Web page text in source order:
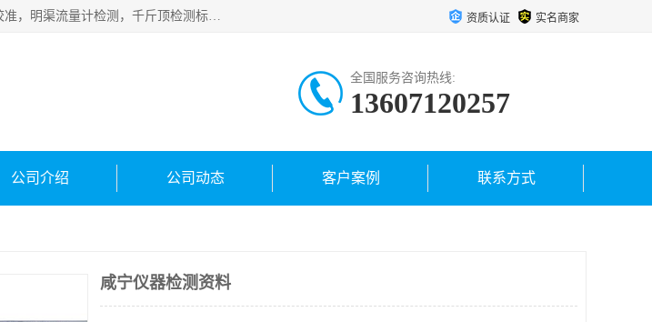
仪器仪表计量：压力表检测校准，燃气报警检测，可燃气体探测器检测，电磁流量计检测校准，明渠流量计检测，千斤顶检测标定，仪器校准，量具校准，仪表检测，仪器检测，计量设备校准；洁净室检测：洁净度检测，洁净厂房检测，无尘洁净室检测，悬浮粒子检测，*过滤器检测；安全阀校验：安全阀校验，安全阀检验，安全阀检测，安全阀年检，安全阀校正，安全阀校准； 资质认证 实名商家
全国服务咨询热线:
13607120257
公司介绍 公司动态 客户案例 联系方式
咸宁仪器检测资料